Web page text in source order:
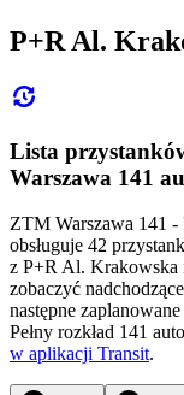
P+R Al.
Lista
Warszawa 141
ZTM Warszawa 141
obsługuje 42
z P+R Al. Krakowska
zobaczyć
następne
Pełny rozkład 141
w aplikacji Transit.